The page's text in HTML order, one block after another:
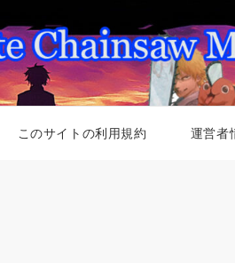
このサイトの利用規約 運営者